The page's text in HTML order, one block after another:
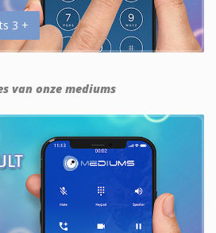
3 +
van onze mediums